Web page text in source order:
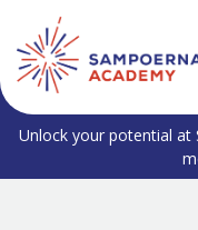
Unlock your potential at